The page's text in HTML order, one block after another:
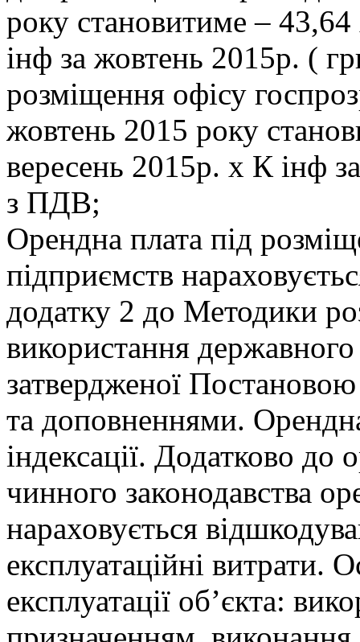
року становитиме –
інф за жовтень 2015р. (
розміщення офісу
жовтень 2015 року
вересень 2015р. х К інф
з ПДВ;
Орендна плата під
підприємств
додатку 2 до Методики
використання
затвердженої
та доповненнями.
індексації. Додатково до
чинного законодавства
нараховується
експлуатаційні витрати.
експлуатації об’єкта: